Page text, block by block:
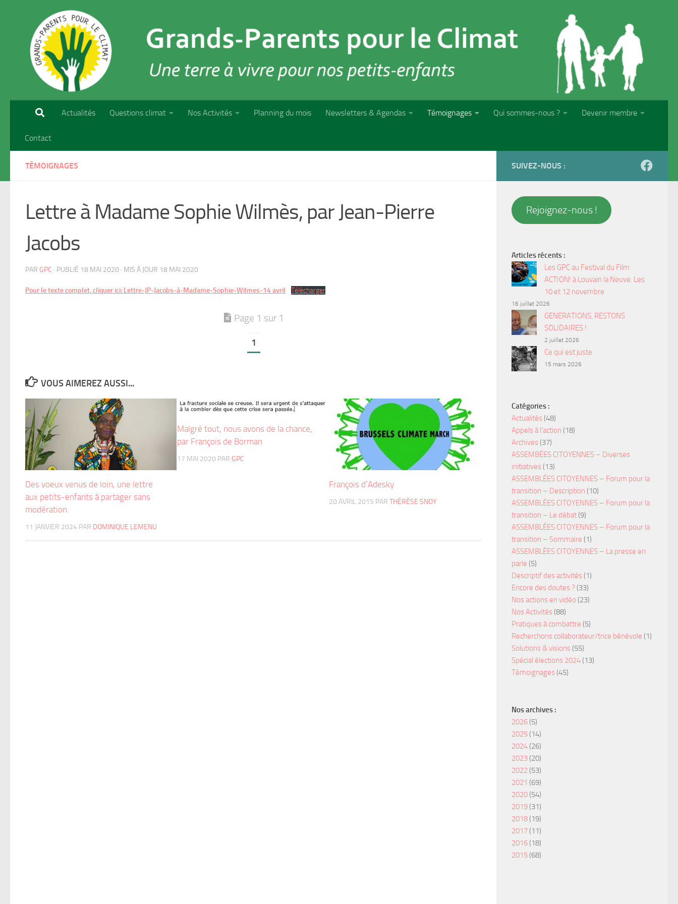
Skip to content
Actualités Questions climat Nos Activités Planning du mois Newsletters & Agendas Témoignages Qui sommes-nous ? Devenir membre
Contact
TÉMOIGNAGES
Lettre à Madame Sophie Wilmès, par Jean-Pierre
Jacobs
PAR GPC · PUBLIÉ 18 MAI 2020 · MIS À JOUR 18 MAI 2020
Pour le texte complet, cliquer ici: Lettre-JP-Jacobs-à-Madame-Sophie-Wilmes-14 avril Télécharger
Page 1 sur 1
1
VOUS AIMEREZ AUSSI...
Des voeux venus de loin, une lettre
aux petits-enfants à partager sans
modération.
11 JANVIER 2024 PAR DOMINIQUE LEMENU
Malgré tout, nous avons de la chance,
par François de Borman
17 MAI 2020 PAR GPC
François d’Adesky
20 AVRIL 2015 PARTHÉRÈSE SNOY
SUIVEZ-NOUS :
Rejoignez-nous !
Articles récents :
Les GPC au Festival du Film
ACTION! à Louvain la Neuve. Les
10 et 12 novembre
16 juillet 2026
GENERATIONS, RESTONS
SOLIDAIRES !
2 juillet 2026
Ce qui est juste
15 mars 2026
Catégories :
Actualités (48)
Appels à l'action (18)
Archives (37)
ASSEMBÉES CITOYENNES – Diverses
initiatives (13)
ASSEMBLÉES CITOYENNES – Forum pour la
transition – Description (10)
ASSEMBLÉES CITOYENNES – Forum pour la
transition – Le débat (9)
ASSEMBLÉES CITOYENNES – Forum pour la
transition – Sommaire (1)
ASSEMBLÉES CITOYENNES – La presse en
parle (5)
Descriptif des activités (1)
Encore des doutes ? (33)
Nos actions en vidéo (23)
Nos Activités (88)
Pratiques à combattre (5)
Recherchons collaborateur/trice bénévole (1)
Solutions & visions (55)
Spécial élections 2024 (13)
Témoignages (45)
Nos archives :
2026 (5)
2025 (14)
2024 (26)
2023 (20)
2022 (53)
2021 (69)
2020 (54)
2019 (31)
2018 (19)
2017 (11)
2016 (18)
2015 (68)